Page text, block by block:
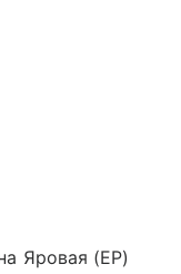
Яровая (ЕР)